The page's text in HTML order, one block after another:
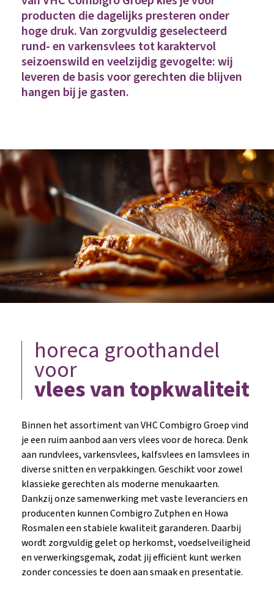
producten die dagelijks presteren onder
hoge druk. Van zorgvuldig geselecteerd
rund- en varkensvlees tot karaktervol
seizoenswild en veelzijdig gevogelte: wij
leveren de basis voor gerechten die blijven
hangen bij je gasten.
horeca groothandel
voor
vlees van topkwaliteit
Binnen het assortiment van VHC Combigro Groep vind
je een ruim aanbod aan vers vlees voor de horeca. Denk
aan rundvlees, varkensvlees, kalfsvlees en lamsvlees in
diverse snitten en verpakkingen. Geschikt voor zowel
klassieke gerechten als moderne menukaarten.
Dankzij onze samenwerking met vaste leveranciers en
producenten kunnen Combigro Zutphen en Howa
Rosmalen een stabiele kwaliteit garanderen. Daarbij
wordt zorgvuldig gelet op herkomst, voedselveiligheid
en verwerkingsgemak, zodat jij efficiënt kunt werken
zonder concessies te doen aan smaak en presentatie.